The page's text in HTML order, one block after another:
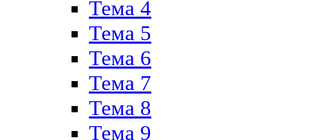
Тема 4
Тема 5
Тема 6
Тема 7
Тема 8
Тема 9